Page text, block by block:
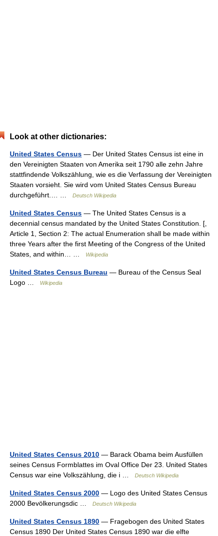
Look at other dictionaries:
United States Census — Der United States Census ist eine in
den Vereinigten Staaten von Amerika seit 1790 alle zehn Jahre
stattfindende Volkszählung, wie es die Verfassung der Vereinigten
Staaten vorsieht. Sie wird vom United States Census Bureau
durchgeführt.… …
Deutsch Wikipedia
United States Census — The United States Census is a
decennial census mandated by the United States Constitution. [,
Article 1, Section 2: The actual Enumeration shall be made within
three Years after the first Meeting of the Congress of the United
States, and within… …
Wikipedia
United States Census Bureau — Bureau of the Census Seal
Logo …
Wikipedia
United States Census 2010 — Barack Obama beim Ausfüllen
seines Census Formblattes im Oval Office Der 23. United States
Census war eine Volkszählung, die i …
Deutsch Wikipedia
United States Census 2000 — Logo des United States Census
2000 Bevölkerungsdic …
Deutsch Wikipedia
United States Census 1890 — Fragebogen des United States
Census 1890 Der United States Census 1890 war die elfte